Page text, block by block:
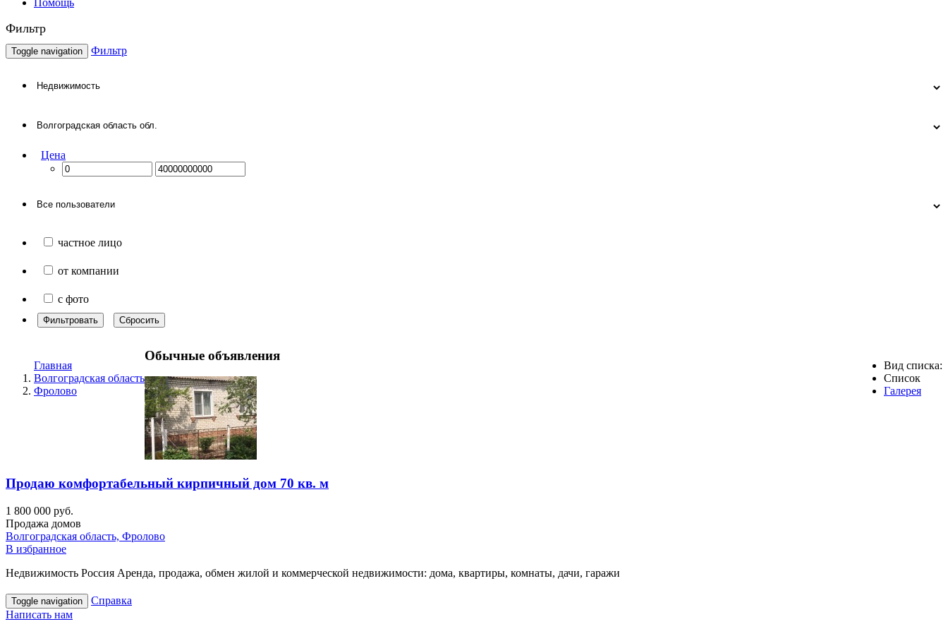
Помощь
Фильтр
Toggle navigation Фильтр
Цена
частное лицо
от компании
с фото
Фильтровать Сбросить
Главная
Волгоградская область
Фролово
Вид списка:
Список
Галерея
Обычные объявления
Продаю комфортабельный кирпичный дом 70 кв. м
1 800 000 руб.
Продажа домов
Волгоградская область, Фролово
В избранное
Недвижимость Россия Аренда, продажа, обмен жилой и коммерческой недвижимости: дома, квартиры, комнаты, дачи, гаражи
Toggle navigation
Справка
Написать нам